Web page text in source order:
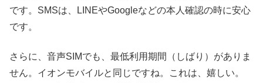
です。SMSは、LINEやGoogleなどの本人確認の時に安心
です。
さらに、音声SIMでも、最低利用期間（しばり）がありま
せん。イオンモバイルと同じですね。これは、嬉しい。